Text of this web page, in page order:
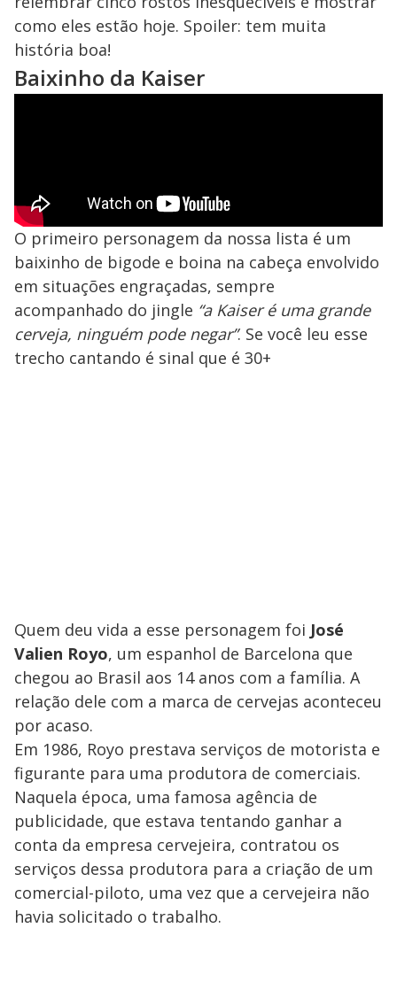
como eles estão hoje. Spoiler: tem muita
história boa!
Baixinho da Kaiser
O primeiro personagem da nossa lista é um
baixinho de bigode e boina na cabeça envolvido
em situações engraçadas, sempre
acompanhado do jingle “a Kaiser é uma grande
cerveja, ninguém pode negar”. Se você leu esse
trecho cantando é sinal que é 30+
Quem deu vida a esse personagem foi José
Valien Royo, um espanhol de Barcelona que
chegou ao Brasil aos 14 anos com a família. A
relação dele com a marca de cervejas aconteceu
por acaso.
Em 1986, Royo prestava serviços de motorista e
figurante para uma produtora de comerciais.
Naquela época, uma famosa agência de
publicidade, que estava tentando ganhar a
conta da empresa cervejeira, contratou os
serviços dessa produtora para a criação de um
comercial-piloto, uma vez que a cervejeira não
havia solicitado o trabalho.